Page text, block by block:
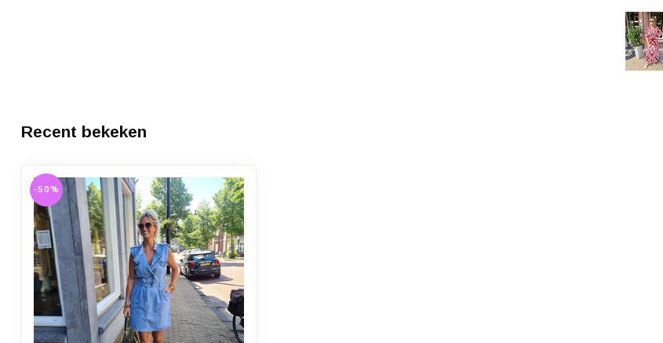
Recent bekeken
-50%